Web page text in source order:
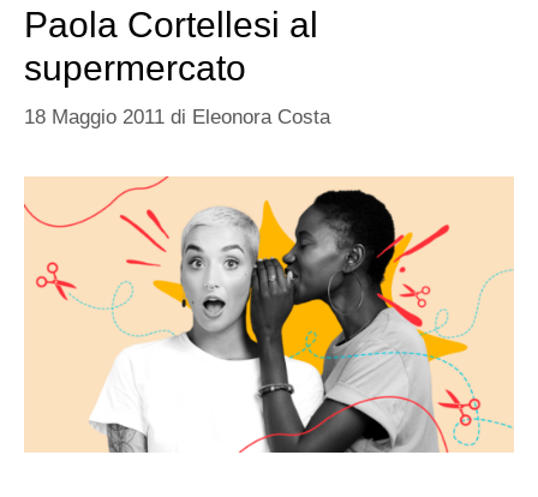
Paola Cortellesi al
supermercato
18 Maggio 2011 di Eleonora Costa